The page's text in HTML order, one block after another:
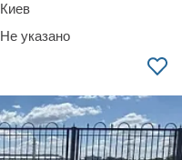
Киев
Не указано